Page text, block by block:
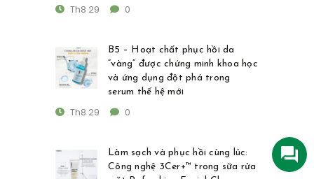
Th8 29 0
B5 – Hoạt chất phục hồi da
“vàng” được chứng minh khoa học
và ứng dụng đột phá trong
serum thế hệ mới
Th8 29 0
Làm sạch và phục hồi cùng lúc:
Công nghệ 3Cer+™ trong sữa rửa